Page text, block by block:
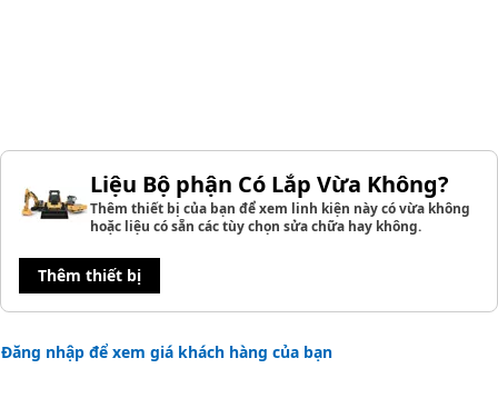
Liệu Bộ phận Có Lắp Vừa Không?
Thêm thiết bị của bạn để xem linh kiện này có vừa không
hoặc liệu có sẵn các tùy chọn sửa chữa hay không.
Thêm thiết bị
Đăng nhập để xem giá khách hàng của bạn